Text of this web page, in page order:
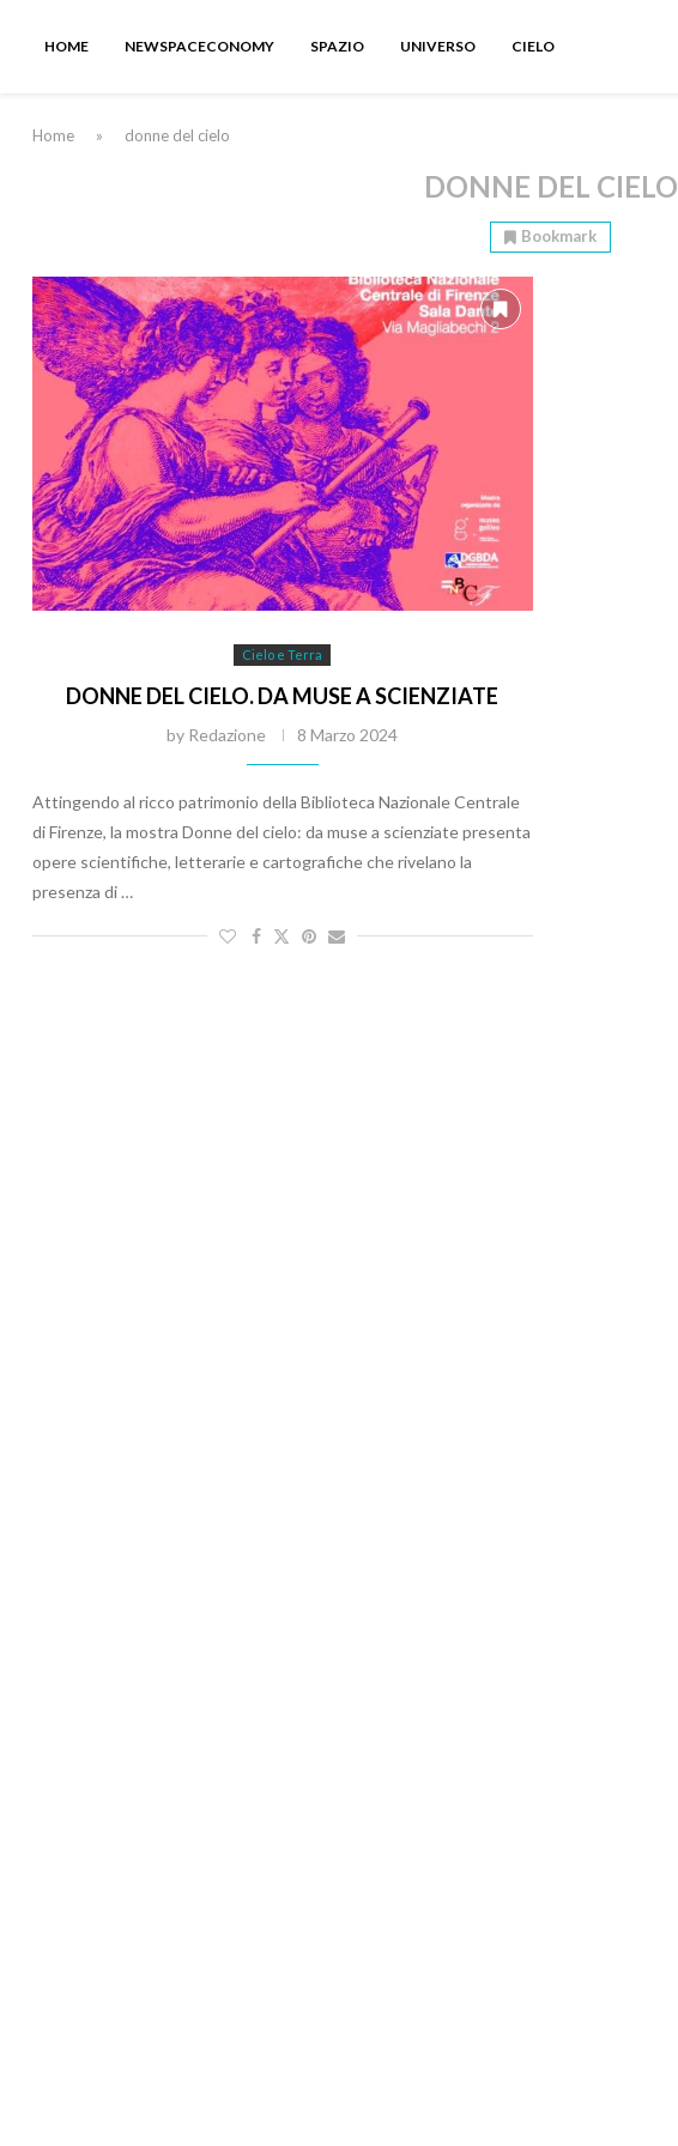
HOME NEWSPACECONOMY SPAZIO UNIVERSO CIELO
Home » donne del cielo
DONNE DEL CIELO
Bookmark
Cielo e Terra
DONNE DEL CIELO. DA MUSE A SCIENZIATE
by Redazione 8 Marzo 2024
Attingendo al ricco patrimonio della Biblioteca Nazionale Centrale
di Firenze, la mostra Donne del cielo: da muse a scienziate presenta
opere scientifiche, letterarie e cartografiche che rivelano la
presenza di …